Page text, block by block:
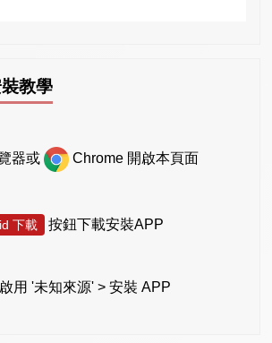
教學
器或 Chrome 開啟本頁面
下載 按鈕下載安裝APP
用 '未知來源' > 安裝 APP